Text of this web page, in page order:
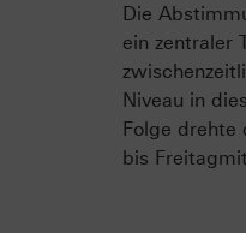
Die
ein zentraler
Niveau in
Folge drehte
bis